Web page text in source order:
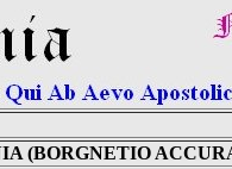
(BORGNETIO